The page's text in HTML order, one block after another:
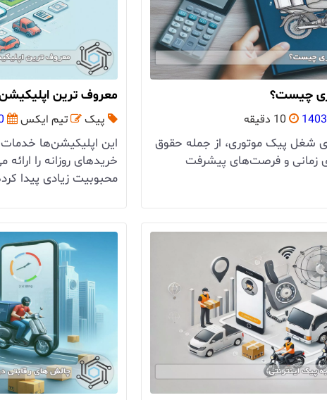
چیست؟
10 دقیقه
شغل پیک موتوری، از جمله حقوق
زمانی و فرصت‌های پیشرفت
معروف ترین
پیک تیم ایکس 30
این اپلیکیشن‌ها خدمات
خریدهای روزانه را
محبوبیت زیادی پیدا